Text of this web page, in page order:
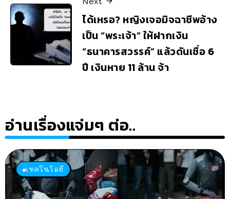
ได้เหรอ? หญิงเจอมิจฉาชีพอ้าง
เป็น “พระเจ้า” ให้ฝากเงิน
“ธนาคารสวรรค์” แล้วดันเชื่อ 6
ปี เงินหาย 11 ล้าน จ้า
อ่านเรื่องแจ่มๆ ต่อ..
เทคโนโลยี